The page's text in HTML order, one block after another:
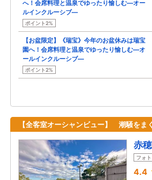
へ！会席料理と温泉でゆったり愉しむ―オー
ルインクルーシブ―
ポイント2%
【お盆限定】《瑞宝》今年のお盆休みは瑞宝
園へ！会席料理と温泉でゆったり愉しむ―オ
ールインクルーシブ―
ポイント2%
【全客室オーシャンビュー】 潮騒をま
赤
フォ
4.4